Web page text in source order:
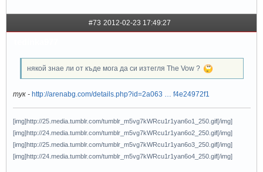
#73 2012-02-23 17:49:27
някой знае ли от къде мога да си изтегля The Vow ?
тук - http://arenabg.com/details.php?id=2a063 … f4e24972f1
[img]http://25.media.tumblr.com/tumblr_m5vg7kWRcu1r1yan6o1_250.gif[/img]
[img]http://24.media.tumblr.com/tumblr_m5vg7kWRcu1r1yan6o2_250.gif[/img]
[img]http://25.media.tumblr.com/tumblr_m5vg7kWRcu1r1yan6o3_250.gif[/img]
[img]http://24.media.tumblr.com/tumblr_m5vg7kWRcu1r1yan6o4_250.gif[/img]